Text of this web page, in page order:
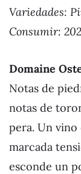
Variedades:
Consumir:
Domaine
Notas de
notas de
pera. Un
marcada
esconde un